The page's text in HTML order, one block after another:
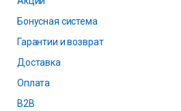
Бонусная система
Гарантии и возврат
Доставка
Оплата
B2B